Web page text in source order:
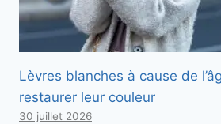
Lèvres blanches à cause de
restaurer leur couleur
30 juillet 2026